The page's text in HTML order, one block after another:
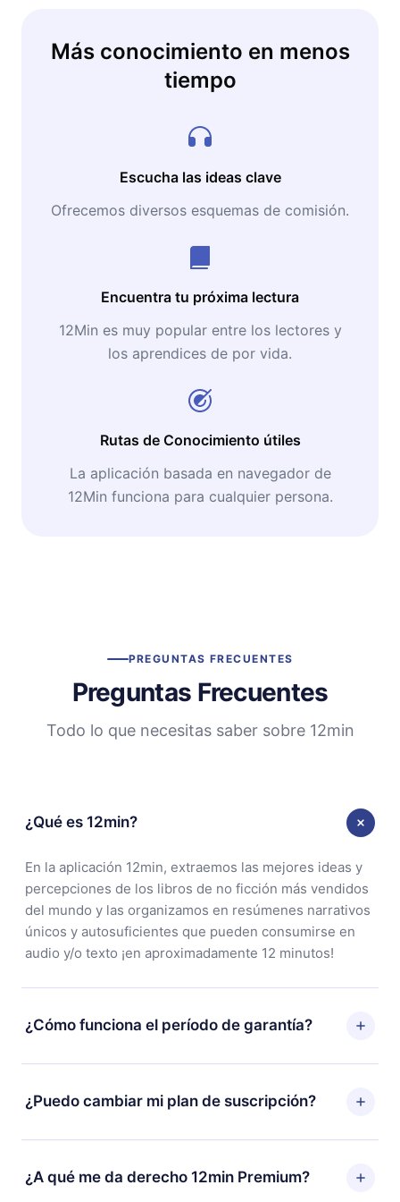
Más conocimiento en menos
tiempo
Escucha las ideas clave
Ofrecemos diversos esquemas de comisión.
Encuentra tu próxima lectura
12Min es muy popular entre los lectores y
los aprendices de por vida.
Rutas de Conocimiento útiles
La aplicación basada en navegador de
12Min funciona para cualquier persona.
PREGUNTAS FRECUENTES
Preguntas Frecuentes
Todo lo que necesitas saber sobre 12min
¿Qué es 12min?
En la aplicación 12min, extraemos las mejores ideas y
percepciones de los libros de no ficción más vendidos
del mundo y las organizamos en resúmenes narrativos
únicos y autosuficientes que pueden consumirse en
audio y/o texto ¡en aproximadamente 12 minutos!
¿Cómo funciona el período de garantía?
Puedes descargar nuestra aplicación y comenzar a
disfrutar de nuestra biblioteca. Si por alguna razón no
estás satisfecho con nuestra plataforma, simplemente
a la compra y solicita el reembolso del valor. Recibirás
¿Puedo cambiar mi plan de suscripción?
Sí, pero el cambio solo se aplicará a partir del próximo
período de facturación. Por ejemplo, si decides
cambiar tu suscripción mensual a anual, después de
¿A qué me da derecho 12min Premium?